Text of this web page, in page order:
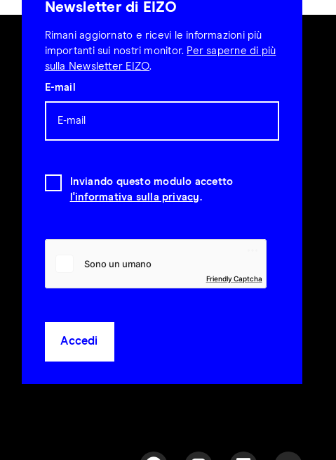
Newsletter di EIZO
Rimani aggiornato e ricevi le informazioni più
importanti sui nostri monitor. Per saperne di più
sulla Newsletter EIZO.
E-mail
Inviando questo modulo accetto
l'informativa sulla privacy.
Friendly Captcha
Accedi